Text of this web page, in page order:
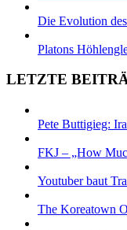
Die Evolution
Platons
LETZTE
Pete Buttigieg:
FKJ – „How
Youtuber baut
The Koreatown